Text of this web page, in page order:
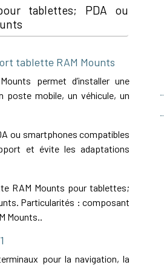
tablettes; PDA ou
tablette RAM Mounts
permet d’installer une
mobile, un véhicule, un
ou smartphones compatibles
et évite les adaptations
RAM Mounts pour tablettes;
Particularités : composant
Mounts..
pour la navigation, la